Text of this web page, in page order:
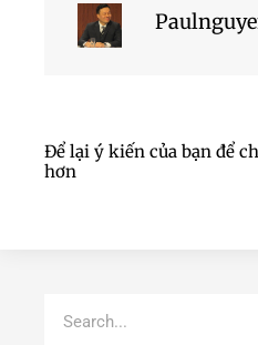
Để lại ý kiến của bạn để
hơn